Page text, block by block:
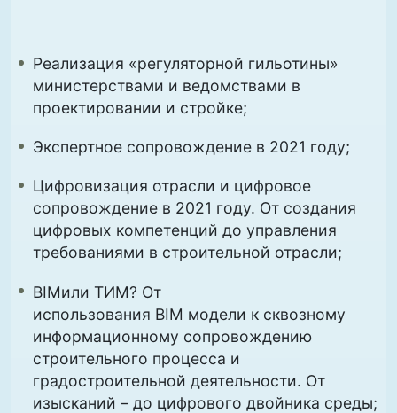
Реализация «регуляторной гильотины»
министерствами и ведомствами в
проектировании и стройке;
Экспертное сопровождение в 2021 году;
Цифровизация отрасли и цифровое
сопровождение в 2021 году. От создания
цифровых компетенций до управления
требованиями в строительной отрасли;
BIMили ТИМ? От
использования BIM модели к сквозному
информационному сопровождению
строительного процесса и
градостроительной деятельности. От
изысканий – до цифрового двойника среды;